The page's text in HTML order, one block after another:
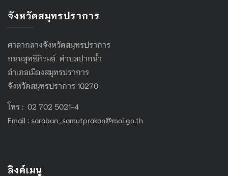
จังหวัดสมุทรปราการ
ศาลากลางจังหวัดสมุทรปราการ
ถนนสุทธิภิรมย์ ตำบลปากน้ำ
อำเภอเมืองสมุทรปราการ
จังหวัดสมุทรปราการ 10270
โทร : 02 702 5021-4
Email : saraban_samutprakan@moi.go.th
ลิงค์เมนู